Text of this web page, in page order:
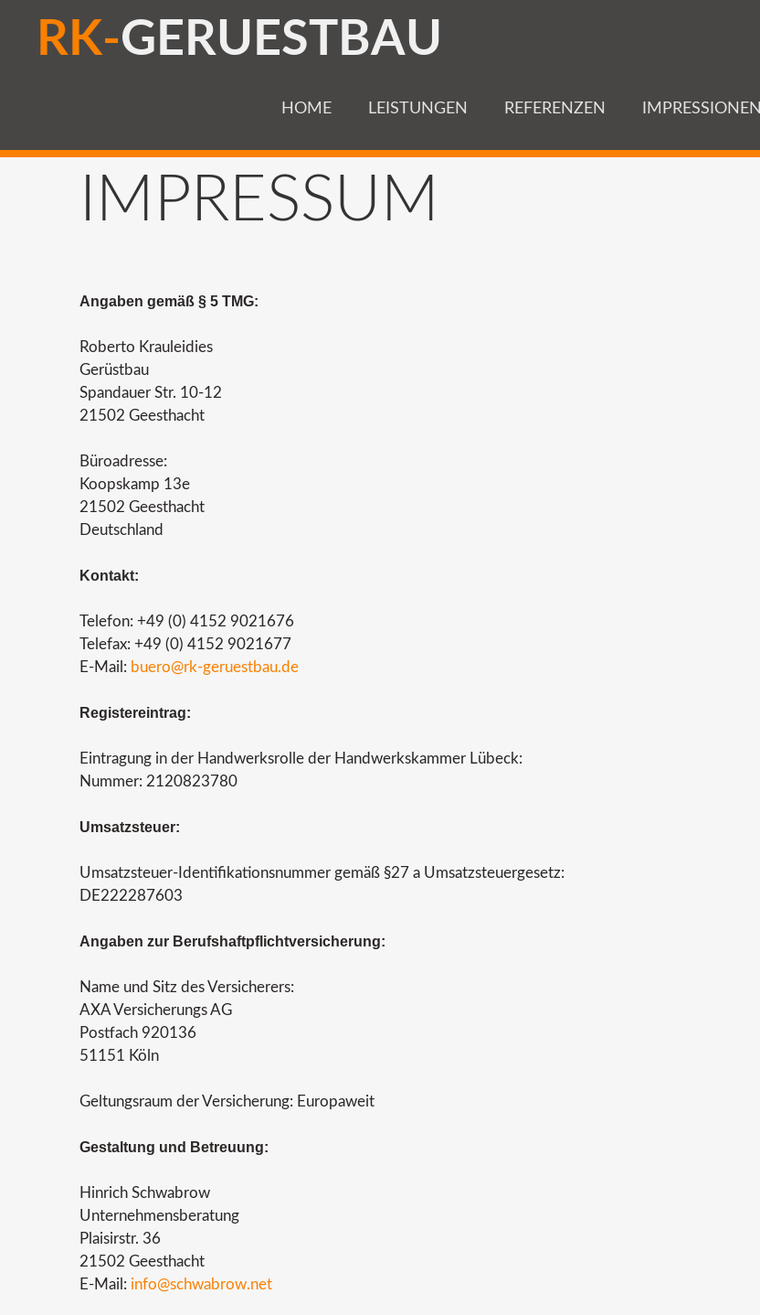
R K-G E RU EST BAU
HOME LEISTUNGEN REFERENZEN IMPRESSIONEN
IMPRESSUM
Angaben gemäß § 5 TMG:
Roberto Krauleidies
Gerüstbau
Spandauer Str. 10-12
21502 Geesthacht
Büroadresse:
Koopskamp 13e
21502 Geesthacht
Deutschland
Kontakt:
Telefon: +49 (0) 4152 9021676
Telefax: +49 (0) 4152 9021677
E-Mail: buero@rk-geruestbau.de
Registereintrag:
Eintragung in der Handwerksrolle der Handwerkskammer Lübeck:
Nummer: 2120823780
Umsatzsteuer:
Umsatzsteuer-Identifikationsnummer gemäß §27 a Umsatzsteuergesetz:
DE222287603
Angaben zur Berufshaftpflichtversicherung:
Name und Sitz des Versicherers:
AXA Versicherungs AG
Postfach 920136
51151 Köln
Geltungsraum der Versicherung: Europaweit
Gestaltung und Betreuung:
Hinrich Schwabrow
Unternehmensberatung
Plaisirstr. 36
21502 Geesthacht
E-Mail: info@schwabrow.net